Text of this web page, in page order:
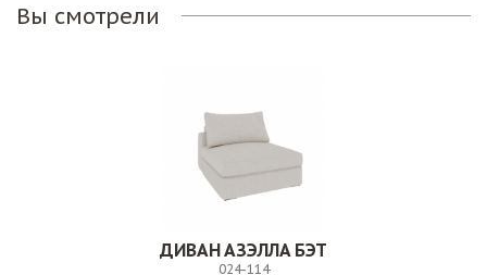
Вы смотрели
ДИВАН АЗЭЛЛА БЭТ
024-114